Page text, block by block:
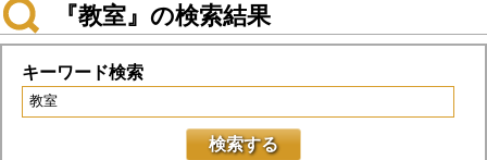
『教室』の検索結果
キーワード検索
検索する